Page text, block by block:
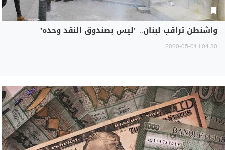
واشنطن تراقب لبنان.. "ليس بصندوق النقد وحده"
04:30 | 2020-05-01